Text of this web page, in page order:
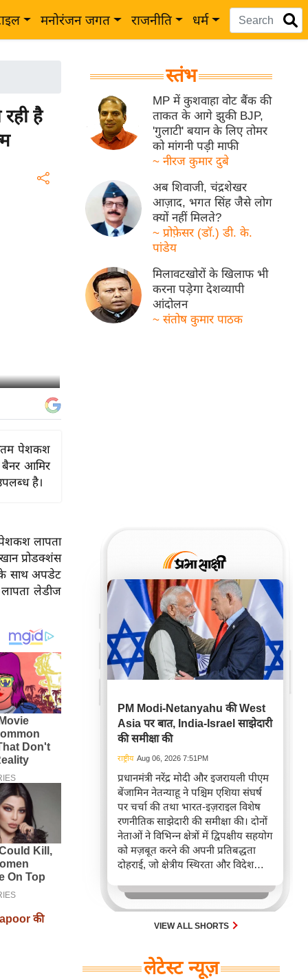
मनोरंजन जगत राजनीति धर्म
है
पेशकश
बैनर आमिर
है।
पेशकश लापता
प्रोडक्शंस
के साथ अपडेट
लेडीज
की
स्तंभ
MP में कुशवाहा वोट बैंक की
ताकत के आगे झुकी BJP,
'गुलाटी' बयान के लिए तोमर
को मांगनी पड़ी माफी
~ नीरज कुमार दुबे
अब शिवाजी, चंद्रशेखर
आज़ाद, भगत सिंह जैसे लोग
क्यों नहीं मिलते?
~ प्रोफ़ेसर (डॉ.) डी. के.
पांडेय
मिलावटखोरों के खिलाफ भी
करना पड़ेगा देशव्यापी
आंदोलन
~ संतोष कुमार पाठक
PM Modi-Netanyahu की West
Asia पर बात, India-Israel साझेदारी
की समीक्षा की
राष्ट्रीय Aug 06, 2026 7:51PM
प्रधानमंत्री नरेंद्र मोदी और इजरायली पीएम
बेंजामिन नेतन्याहू ने पश्चिम एशिया संघर्ष
पर चर्चा की तथा भारत-इज़राइल विशेष
रणनीतिक साझेदारी की समीक्षा की। दोनों
नेताओं ने विभिन्न क्षेत्रों में द्विपक्षीय सहयोग
को मज़बूत करने की अपनी प्रतिबद्धता
दोहराई, जो क्षेत्रीय स्थिरता और विदेश
करता है।
VIEW ALL SHORTS
लेटेस्ट न्यूज़